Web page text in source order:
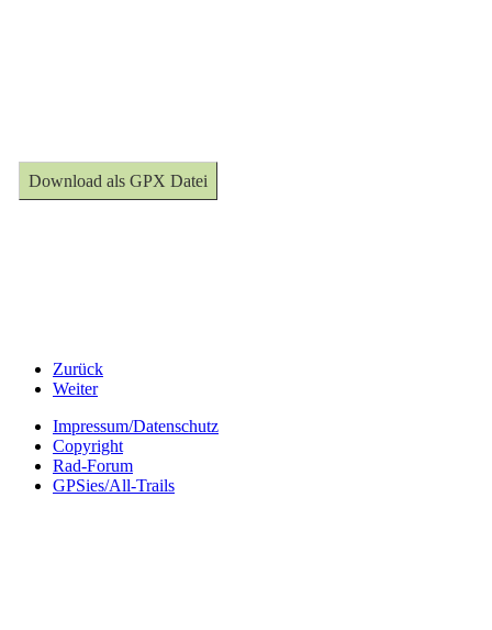
Download als GPX Datei
Zurück
Weiter
Impressum/Datenschutz
Copyright
Rad-Forum
GPSies/All-Trails